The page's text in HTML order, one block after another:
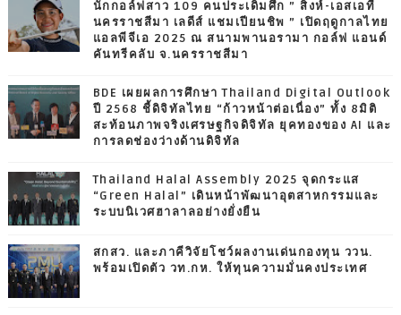
นักกอล์ฟสาว 109 คนประเดิมศึก ” สิงห์-เอสเอที
นครราชสีมา เลดีส์ แชมเปียนชิพ ” เปิดฤดูกาลไทย
แอลพีจีเอ 2025 ณ สนามพานอรามา กอล์ฟ แอนด์
คันทรีคลับ จ.นครราชสีมา
BDE เผยผลการศึกษา Thailand Digital Outlook
ปี 2568 ชี้ดิจิทัลไทย “ก้าวหน้าต่อเนื่อง” ทั้ง 8มิติ
สะท้อนภาพจริงเศรษฐกิจดิจิทัล ยุคทองของ AI และ
การลดช่องว่างด้านดิจิทัล
Thailand Halal Assembly 2025 จุดกระแส
“Green Halal” เดินหน้าพัฒนาอุตสาหกรรมและ
ระบบนิเวศฮาลาลอย่างยั่งยืน
สกสว. และภาคีวิจัยโชว์ผลงานเด่นกองทุน ววน.
พร้อมเปิดตัว วท.กห. ให้ทุนความมั่นคงประเทศ